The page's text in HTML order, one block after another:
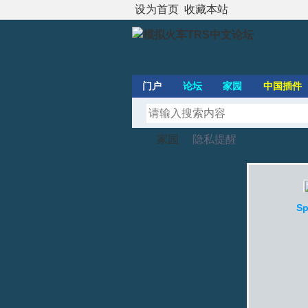
设为首页 收藏本站
门户 论坛 家园 中国插件
家园 隐私提醒